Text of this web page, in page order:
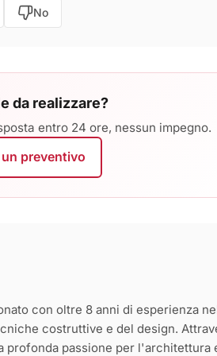
No
da realizzare?
entro 24 ore, nessun impegno.
preventivo
con oltre 8 anni di esperienza
costruttive e del design.
profonda passione per l'architettura